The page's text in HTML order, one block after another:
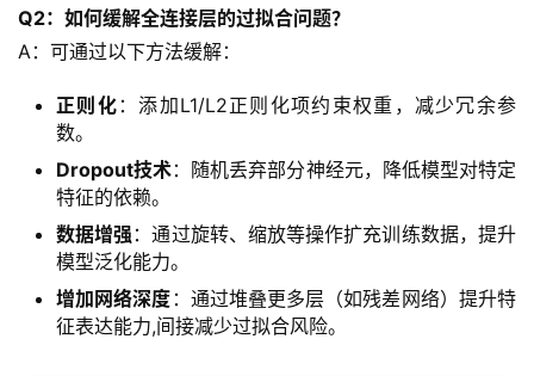
Q2：如何缓解全连接层的过拟合问题？
A：可通过以下方法缓解：
正则化 ：添加L1/L2正则化项约束权重，减少冗余参
数。
Dropout技术：随机丢弃部分神经元，降低模型对特定
特征的依赖。
数据增强 ：通过旋转、缩放等操作扩充训练数据，提升
模型泛化能力。
增加网络深度 ：通过堆叠更多层（如残差网络）提升特
征表达能力,间接减少过拟合风险。